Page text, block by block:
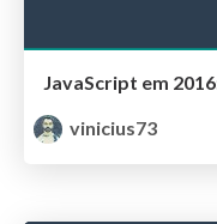
vinicius73